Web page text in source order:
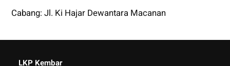
Cabang: Jl. Ki Hajar Dewantara Macanan
LKP Kembar